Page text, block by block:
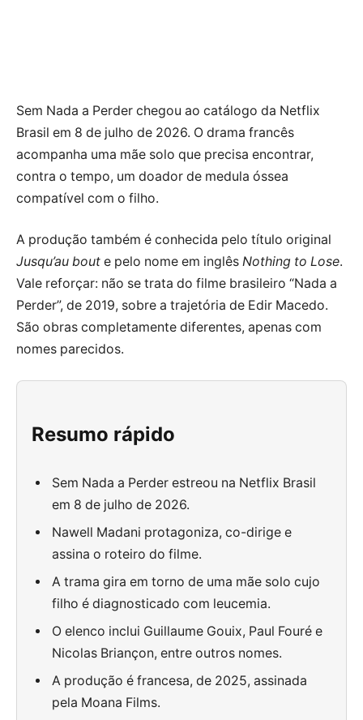
Sem Nada a Perder chegou ao catálogo da Netflix
Brasil em 8 de julho de 2026. O drama francês
acompanha uma mãe solo que precisa encontrar,
contra o tempo, um doador de medula óssea
compatível com o filho.
A produção também é conhecida pelo título original
Jusqu’au bout e pelo nome em inglês Nothing to Lose.
Vale reforçar: não se trata do filme brasileiro “Nada a
Perder”, de 2019, sobre a trajetória de Edir Macedo.
São obras completamente diferentes, apenas com
nomes parecidos.
Resumo rápido
Sem Nada a Perder estreou na Netflix Brasil
em 8 de julho de 2026.
Nawell Madani protagoniza, co-dirige e
assina o roteiro do filme.
A trama gira em torno de uma mãe solo cujo
filho é diagnosticado com leucemia.
O elenco inclui Guillaume Gouix, Paul Fouré e
Nicolas Briançon, entre outros nomes.
A produção é francesa, de 2025, assinada
pela Moana Films.